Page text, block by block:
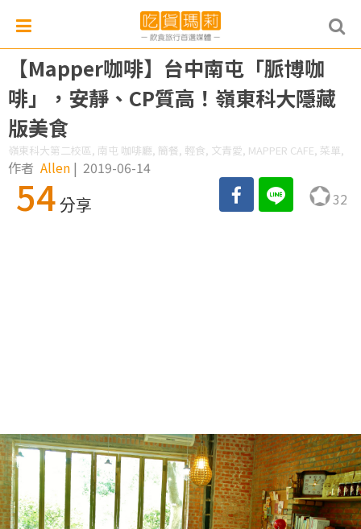
【Mapper咖啡】台中南屯「脈博咖
啡」，安靜、CP質高！嶺東科大隱藏
版美食
嶺東科大第二校區, 南屯 咖啡廳, 簡餐, 輕食, 文青愛, MAPPER CAFE, 菜單,
作者 Allen | 2019-06-14
54分享 32